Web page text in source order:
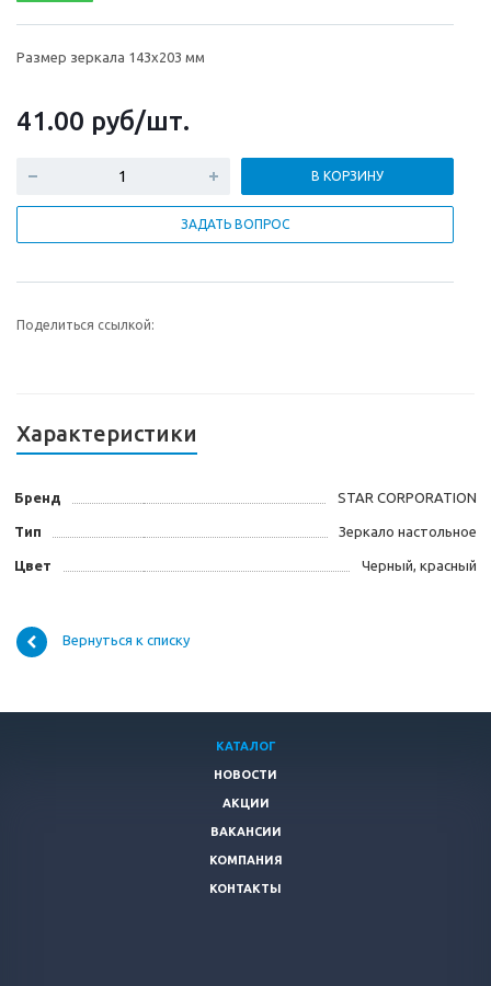
Размер зеркала 143х203 мм
41.00 руб/шт.
В КОРЗИНУ
ЗАДАТЬ ВОПРОС
Поделиться ссылкой:
Характеристики
Бренд STAR CORPORATION
Тип Зеркало настольное
Цвет Черный, красный
Вернуться к списку
КАТАЛОГ
НОВОСТИ
АКЦИИ
ВАКАНСИИ
КОМПАНИЯ
КОНТАКТЫ